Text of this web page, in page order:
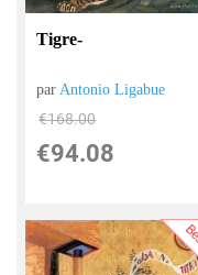
Tigre-
par Antonio Ligabue
€168.00
€94.08